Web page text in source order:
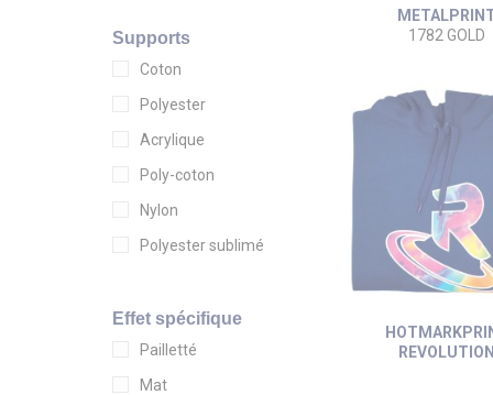
Supports
Coton
Polyester
Acrylique
Poly-coton
Nylon
Polyester sublimé
Effet spécifique
Pailletté
Mat
1782 GOLD